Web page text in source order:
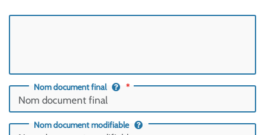
Nom document final
Nom document modifiable